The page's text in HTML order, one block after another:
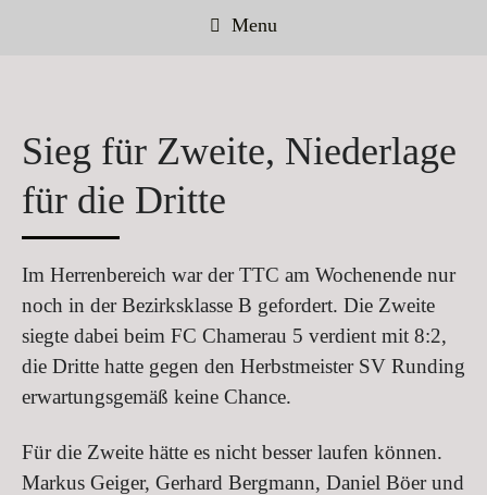
Menu
Sieg für Zweite, Niederlage
für die Dritte
Im Herrenbereich war der TTC am Wochenende nur
noch in der Bezirksklasse B gefordert. Die Zweite
siegte dabei beim FC Chamerau 5 verdient mit 8:2,
die Dritte hatte gegen den Herbstmeister SV Runding
erwartungsgemäß keine Chance.
Für die Zweite hätte es nicht besser laufen können.
Markus Geiger, Gerhard Bergmann, Daniel Böer und